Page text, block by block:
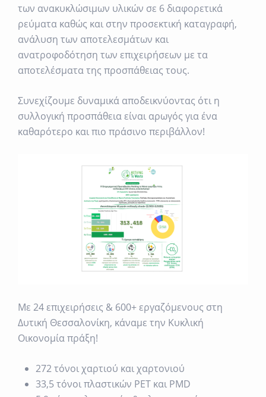
των ανακυκλώσιμων υλικών σε 6 διαφορετικά
ρεύματα καθώς και στην προσεκτική καταγραφή,
ανάλυση των αποτελεσμάτων και
ανατροφοδότηση των επιχειρήσεων με τα
αποτελέσματα της προσπάθειας τους.
Συνεχίζουμε δυναμικά αποδεικνύοντας ότι η
συλλογική προσπάθεια είναι αρωγός για ένα
καθαρότερο και πιο πράσινο περιβάλλον!
Με 24 επιχειρήσεις & 600+ εργαζόμενους στη
Δυτική Θεσσαλονίκη, κάναμε την Κυκλική
Οικονομία πράξη!
272 τόνοι χαρτιού και χαρτονιού
33,5 τόνοι πλαστικών PET και PMD